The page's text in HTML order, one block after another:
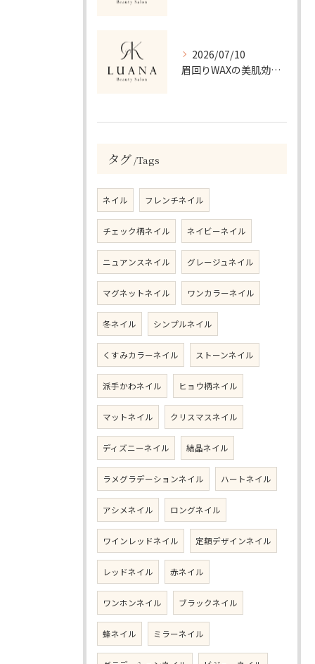
2026/07/10
眉回りWAXの美肌効果と正しいケア方法
タグ Tags
ネイル フレンチネイル
チェック柄ネイル ネイビーネイル
ニュアンスネイル グレージュネイル
マグネットネイル ワンカラーネイル
冬ネイル シンプルネイル
くすみカラーネイル ストーンネイル
派手かわネイル ヒョウ柄ネイル
マットネイル クリスマスネイル
ディズニーネイル 結晶ネイル
ラメグラデーションネイル ハートネイル
アシメネイル ロングネイル
ワインレッドネイル 定額デザインネイル
レッドネイル 赤ネイル
ワンホンネイル ブラックネイル
蜂ネイル ミラーネイル